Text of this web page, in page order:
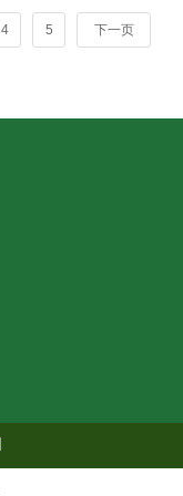
4 5 下一页